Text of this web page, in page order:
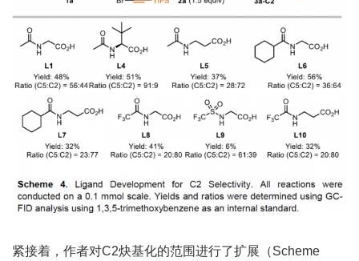
紧接着，作者对C2炔基化的范围进行了扩展（Scheme